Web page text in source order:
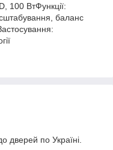
100 ВтФункції:
баланс
дверей по Україні.